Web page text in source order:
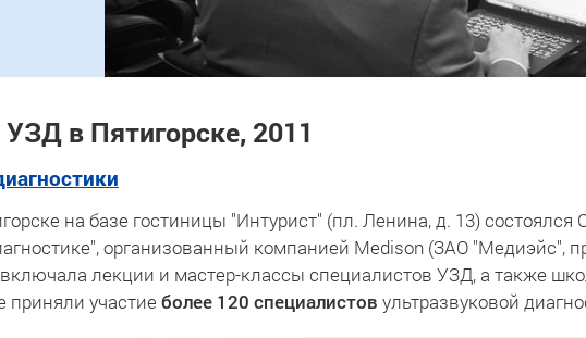
в Пятигорске, 2011
на базе гостиницы "Интурист" (пл. Ленина, д. 13)
организованный компанией Medison (ЗАО "Медиэйс",
лекции и мастер-классы специалистов УЗД, а также
участие более 120 специалистов ультразвуковой